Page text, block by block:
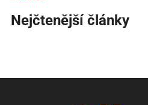
Nejčtenější články